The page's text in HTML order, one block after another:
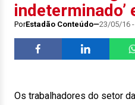
indeterminado’
PorEstadão Conteúdo 23/05/16
Os trabalhadores do setor